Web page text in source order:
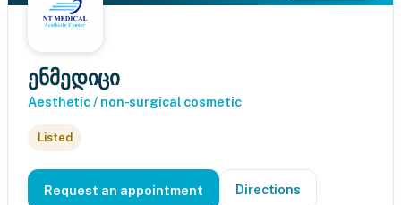
ენმედიცი
Aesthetic / non-surgical cosmetic
Listed
Request an appointment Directions